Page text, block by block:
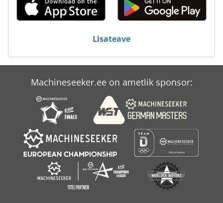
Omga
Paoloni
Pezzolato
Puidukuivati
Lisateave
Machineseeker.ee on ametlik sponsor: